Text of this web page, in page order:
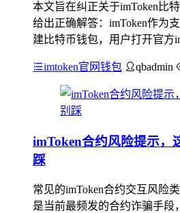
本文旨在纠正关于imToken比
给出正确解答：imToken作为
建比特币钱包，用户打开官方
imtoken官网钱包 qbadmin
imToken合约风险提示，
踩
常见的imToken合约交互风险
是当前最频发的合约诈骗手段